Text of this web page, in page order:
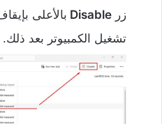
زر Disable بالأعلى
تشغيل الكمبيوتر بعد ذلك.